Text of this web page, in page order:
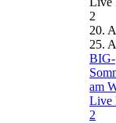
2
20.
25.
BIG-
am
Live
2